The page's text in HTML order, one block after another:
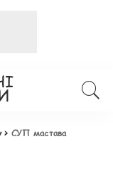
> СУП мастава